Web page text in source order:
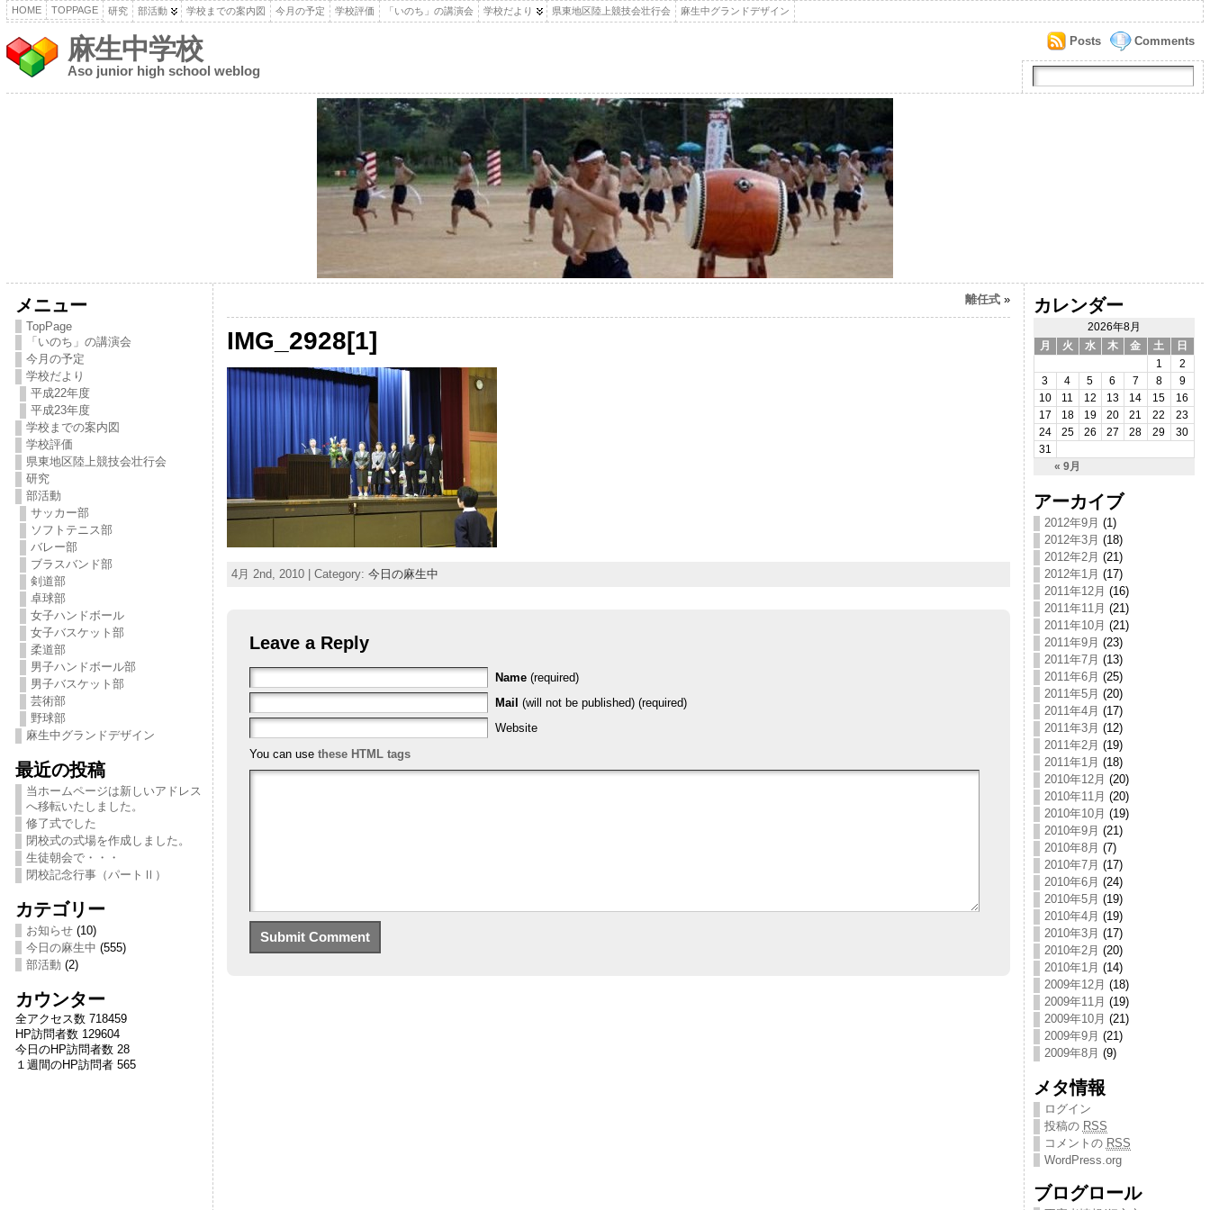
HOME TOPPAGE 研究 部活動 学校までの案内図 今月の予定 学校評価 「いのち」の講演会 学校だより 県東地区陸上競技会壮行会 麻生中グランドデザイン
麻生中学校
Aso junior high school weblog
Comments
Posts
メニュー
TopPage
「いのち」の講演会
今月の予定
学校だより
平成22年度
平成23年度
学校までの案内図
学校評価
県東地区陸上競技会壮行会
研究
部活動
サッカー部
ソフトテニス部
バレー部
ブラスバンド部
剣道部
卓球部
女子ハンドボール
女子バスケット部
柔道部
男子ハンドボール部
男子バスケット部
芸術部
野球部
麻生中グランドデザイン
最近の投稿
当ホームページは新しいアドレス
へ移転いたしました。
修了式でした
閉校式の式場を作成しました。
生徒朝会で・・・
閉校記念行事（パートⅡ）
カテゴリー
お知らせ(10)
今日の麻生中 (555)
部活動 (2)
カウンター
全アクセス数 718459
HP訪問者数 129604
今日のHP訪問者数 28
１週間のHP訪問者 565
離任式»
IMG_2928[1]
4月 2nd, 2010 | Category: 今日の麻生中
Leave a Reply
Name (required)
Mail (will not be published) (required)
Website
You can use these HTML tags
カレンダー
2026年8月
月
火 水 木 金 土 日
« 9月
1
2
3
4 5 6 7 8
9
10
11 12 13 14 15
16
17
18 19 20 21 22
23
24
25 26 27 28 29
30
31
アーカイブ
2012年9月 (1)
2012年3月 (18)
2012年2月 (21)
2012年1月 (17)
2011年12月 (16)
2011年11月 (21)
2011年10月 (21)
2011年9月 (23)
2011年7月 (13)
2011年6月 (25)
2011年5月 (20)
2011年4月 (17)
2011年3月 (12)
2011年2月 (19)
2011年1月 (18)
2010年12月 (20)
2010年11月 (20)
2010年10月 (19)
2010年9月 (21)
2010年8月 (7)
2010年7月 (17)
2010年6月 (24)
2010年5月 (19)
2010年4月 (19)
2010年3月 (17)
2010年2月 (20)
2010年1月 (14)
2009年12月 (18)
2009年11月 (19)
2009年10月 (21)
2009年9月 (21)
2009年8月 (9)
メタ情報
ログイン
投稿の RSS
コメントの RSS
WordPress.org
ブログロール